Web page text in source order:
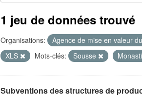
1 jeu de données trouvé
Organisations: Agence de mise en valeur
XLS
Mots-clés: Sousse
Subventions des structures de